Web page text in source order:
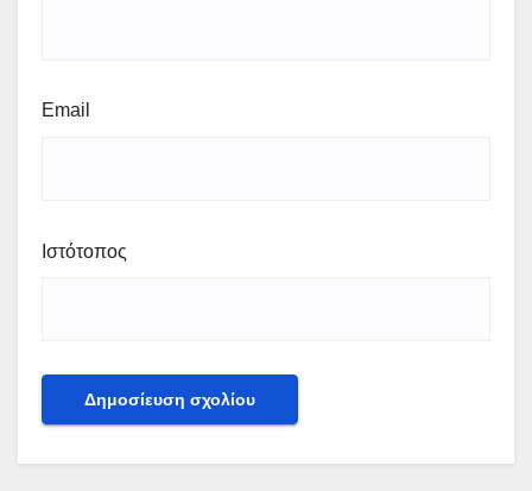
Email
Ιστότοπος